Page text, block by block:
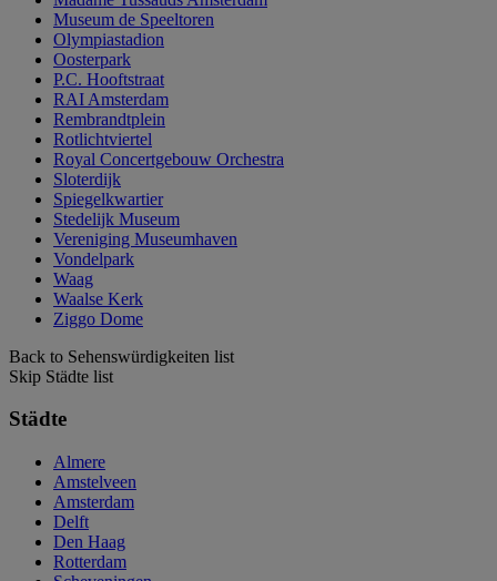
Museum de Speeltoren
Olympiastadion
Oosterpark
P.C. Hooftstraat
RAI Amsterdam
Rembrandtplein
Rotlichtviertel
Royal Concertgebouw Orchestra
Sloterdijk
Spiegelkwartier
Stedelijk Museum
Vereniging Museumhaven
Vondelpark
Waag
Waalse Kerk
Ziggo Dome
Back to Sehenswürdigkeiten list
Skip Städte list
Städte
Almere
Amstelveen
Amsterdam
Delft
Den Haag
Rotterdam